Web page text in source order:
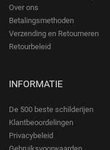
Over ons
Betalingsmethoden
Verzending en Retourneren
Retourbeleid
INFORMATIE
De 500 beste schilderijen
Klantbeoordelingen
Privacybeleid